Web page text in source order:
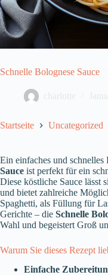
Schnelle Bolognese Sauce
charlotte
Startseite Uncategorized
Ein einfaches und schnelles
Sauce ist perfekt für ein
Diese köstliche Sauce lässt
und bietet zahlreiche
Spaghetti, als Füllung für
Gerichte – die Schnelle
Wahl und begeistert Groß
Warum Sie dieses Rezept
Einfache